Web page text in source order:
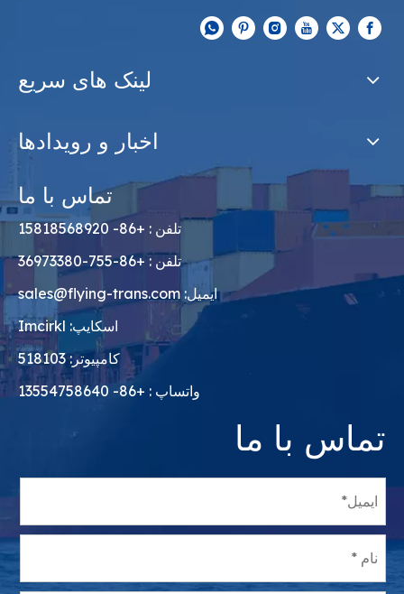
لینک های سریع
اخبار و رویدادها
تماس با ما
تلفن : +86- 15818568920
تلفن : +86-755-36973380
ایمیل: sales@flying-trans.com
اسکایپ: Imcirkl
کامپیوتر: 518103
واتساپ : +86- 13554758640
تماس با ما